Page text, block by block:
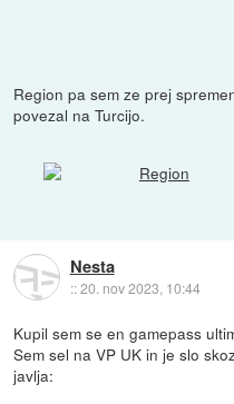
Region pa sem ze prej
povezal na Turcijo.
Nesta
::20. nov 2023, 10:44
Kupil sem se en gamepass
Sem sel na VP UK in je slo
javlja: